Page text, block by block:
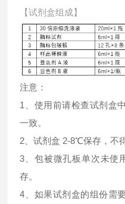
【试剂盒组成】
注意：
1、使用前请检查试剂盒
一致。
2、试剂盒 2-8℃保存，不
3、包被微孔板单次未使
存。
4、如果试剂盒的组份需